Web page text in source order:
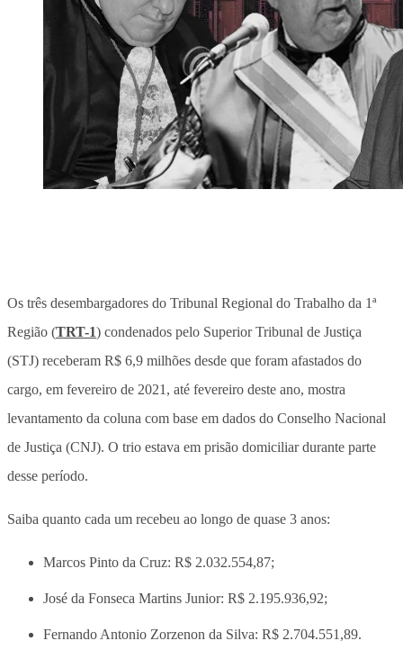
Os três desembargadores do Tribunal Regional do Trabalho da 1ª
Região (TRT-1) condenados pelo Superior Tribunal de Justiça
(STJ) receberam R$ 6,9 milhões desde que foram afastados do
cargo, em fevereiro de 2021, até fevereiro deste ano, mostra
levantamento da coluna com base em dados do Conselho Nacional
de Justiça (CNJ). O trio estava em prisão domiciliar durante parte
desse período.
Saiba quanto cada um recebeu ao longo de quase 3 anos:
Marcos Pinto da Cruz: R$ 2.032.554,87;
José da Fonseca Martins Junior: R$ 2.195.936,92;
Fernando Antonio Zorzenon da Silva: R$ 2.704.551,89.